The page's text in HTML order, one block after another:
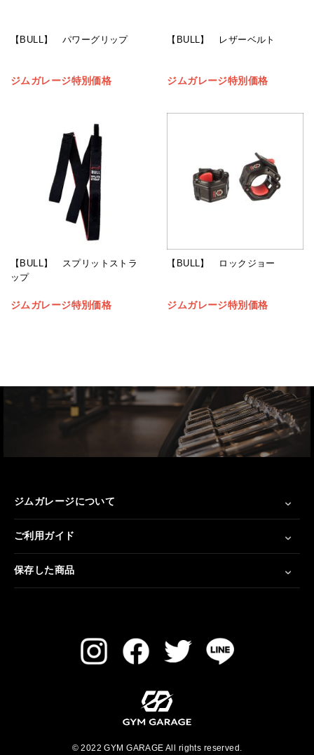
【BULL】 パワーグリップ
ジムガレージ特別価格
【BULL】 レザーベルト
ジムガレージ特別価格
【BULL】 スプリットストラ
ップ
ジムガレージ特別価格
【BULL】 ロックジョー
ジムガレージ特別価格
ジムガレージについて
ご利用ガイド
保存した商品
© 2022 GYM GARAGE All rights reserved.